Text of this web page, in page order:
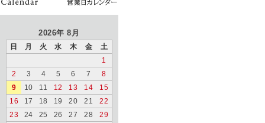
2026年 8月
日 月 火 水 木 金
土
1
2
3 4 5 6 7
8
9
10 11 12 13 14
15
16
17 18 19 20 21
22
23
24 25 26 27 28
29